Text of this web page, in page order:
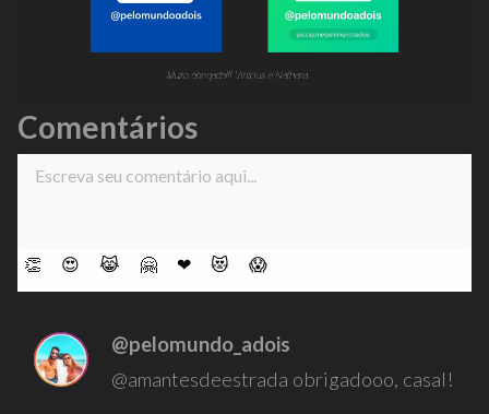
Comentários
👏 😍 😹 🤗 ❤ 😻 😱
@pelomundo_adois
@amantesdeestrada obrigadooo, casal!